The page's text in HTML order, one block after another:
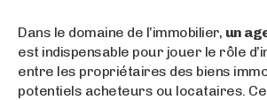
Dans le domaine de l’immobilier, un
est indispensable pour jouer le rôle
entre les propriétaires des biens
potentiels acheteurs ou locataires.